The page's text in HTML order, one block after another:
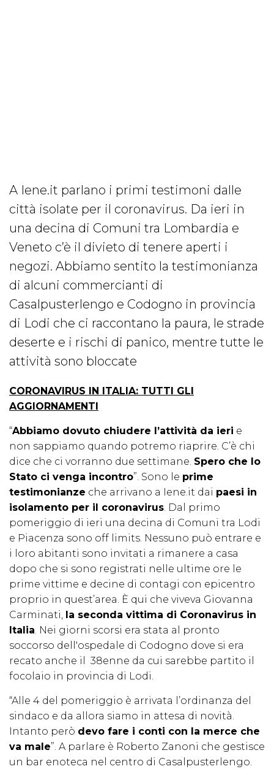
A Iene.it parlano i primi testimoni dalle
città isolate per il coronavirus. Da ieri in
una decina di Comuni tra Lombardia e
Veneto c’è il divieto di tenere aperti i
negozi. Abbiamo sentito la testimonianza
di alcuni commercianti di
Casalpusterlengo e Codogno in provincia
di Lodi che ci raccontano la paura, le strade
deserte e i rischi di panico, mentre tutte le
attività sono bloccate
CORONAVIRUS IN ITALIA: TUTTI GLI
AGGIORNAMENTI
“Abbiamo dovuto chiudere l’attività da ieri e
non sappiamo quando potremo riaprire. C’è chi
dice che ci vorranno due settimane. Spero che lo
Stato ci venga incontro”. Sono le prime
testimonianze che arrivano a Iene.it dai paesi in
isolamento per il coronavirus. Dal primo
pomeriggio di ieri una decina di Comuni tra Lodi
e Piacenza sono off limits. Nessuno può entrare e
i loro abitanti sono invitati a rimanere a casa
dopo che si sono registrati nelle ultime ore le
prime vittime e decine di contagi con epicentro
proprio in quest’area. È qui che viveva Giovanna
Carminati, la seconda vittima di Coronavirus in
Italia. Nei giorni scorsi era stata al pronto
soccorso dell'ospedale di Codogno dove si era
recato anche il 38enne da cui sarebbe partito il
focolaio in provincia di Lodi.
“Alle 4 del pomeriggio è arrivata l’ordinanza del
sindaco e da allora siamo in attesa di novità.
Intanto però devo fare i conti con la merce che
va male”. A parlare è Roberto Zanoni che gestisce
un bar enoteca nel centro di Casalpusterlengo.